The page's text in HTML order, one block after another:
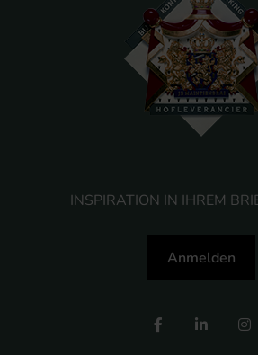
INSPIRATION IN IHREM
Anmelden